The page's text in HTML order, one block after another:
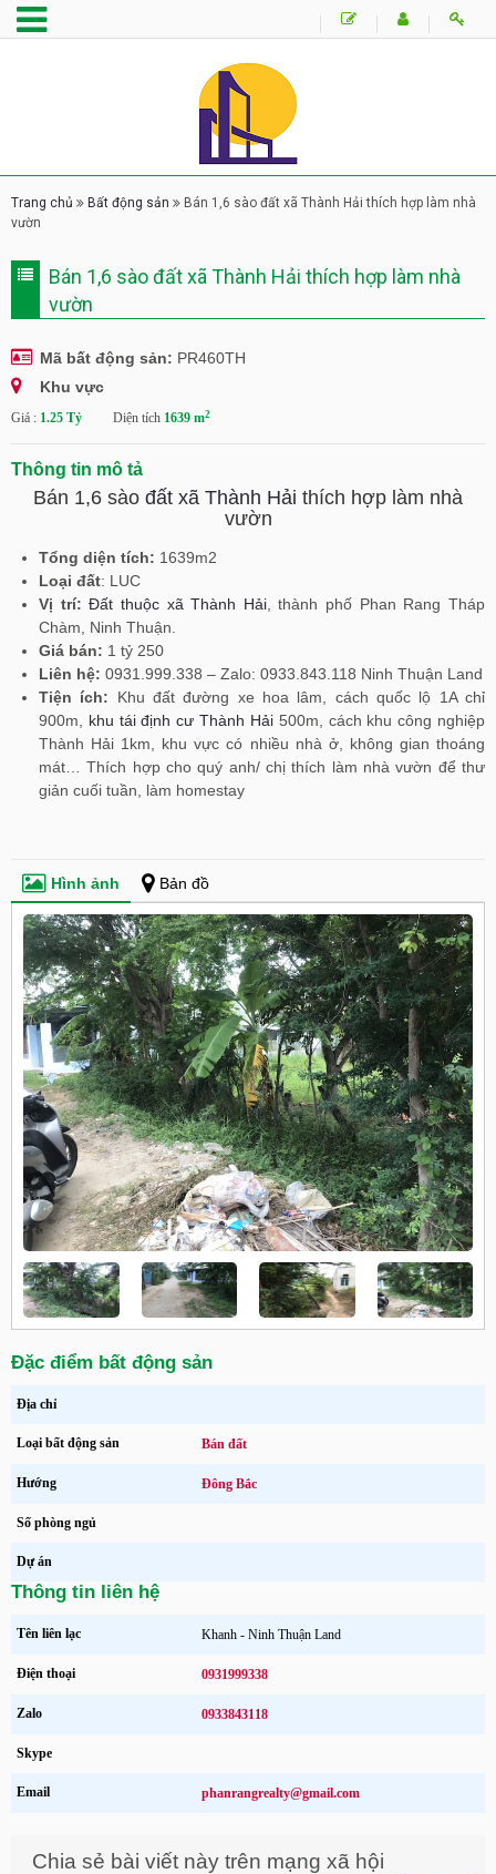
Trang chủ Bất động sản
Bán 1,6 sào đất xã Thành Hải thích hợp làm nhà
vườn
Bán 1,6 sào đất xã Thành Hải thích hợp làm nhà
vườn
Mã bất động sản: PR460TH
Khu vực
Giá : 1.25 Tỷ Diện tích 1639 m2
Thông tin mô tả
Bán 1,6 sào đất xã Thành Hải thích hợp làm nhà
vườn
Tổng diện tích: 1639m2
Loại đất: LUC
Vị trí: Đất thuộc xã Thành Hải, thành phố Phan Rang Tháp
Chàm, Ninh Thuận.
Giá bán: 1 tỷ 250
Liên hệ: 0931.999.338 – Zalo: 0933.843.118 Ninh Thuận Land
Tiện ích: Khu đất đường xe hoa lâm, cách quốc lộ 1A chỉ
900m, khu tái định cư Thành Hải500m, cách khu công nghiệp
Thành Hải 1km, khu vực có nhiều nhà ở, không gian thoáng
mát… Thích hợp cho quý anh/ chị thích làm nhà vườn để thư
giản cuối tuần, làm homestay
Hình ảnh Bản đồ
Đặc điểm bất động sản
Địa chỉ
Loại bất động sản Bán đất
Hướng Đông Bắc
Số phòng ngủ
Dự án
Thông tin liên hệ
Tên liên lạc Khanh - Ninh Thuận Land
Điện thoại 0931999338
Zalo 0933843118
Skype
Email phanrangrealty@gmail.com
Chia sẻ bài viết này trên mạng xã hội